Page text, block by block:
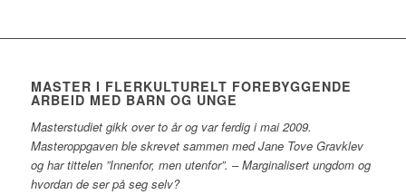
MASTER I FLERKULTURELT FOREBYGGENDE
ARBEID MED BARN OG UNGE
Masterstudiet gikk over to år og var ferdig i mai 2009.
Masteroppgaven ble skrevet sammen med Jane Tove Gravklev
og har tittelen ”Innenfor, men utenfor”. – Marginalisert ungdom og
hvordan de ser på seg selv?